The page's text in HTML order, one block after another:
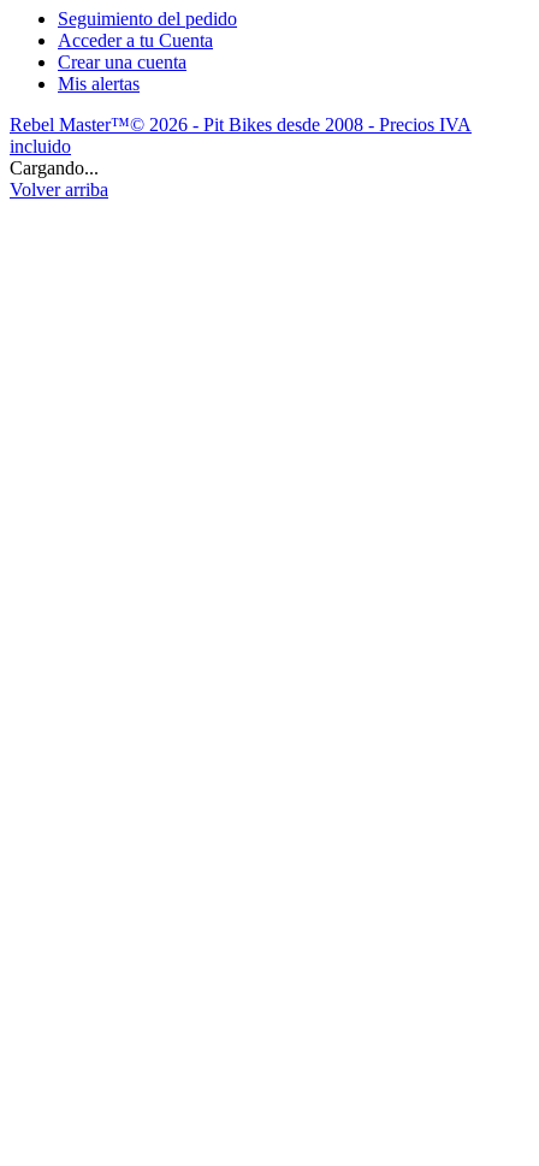
Seguimiento del pedido
Acceder a tu Cuenta
Crear una cuenta
Mis alertas
Rebel Master™© 2026 - Pit Bikes desde 2008 - Precios IVA
incluido
Cargando...
Volver arriba